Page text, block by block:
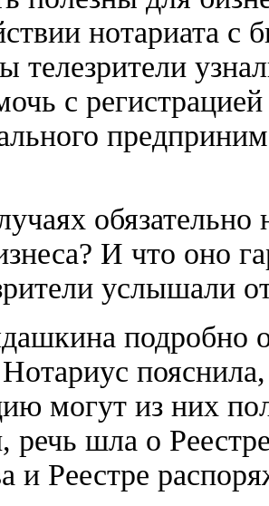
нотариата с
телезрители
с
обязательно
И что оно
услышали
подробно
Нотариус
могут из них
речь шла о
и Реестре